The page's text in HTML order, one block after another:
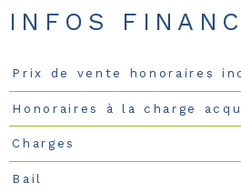
INFOS
Caractéristiques Valeurs
Prix de vente honoraires
Honoraires à la charge
Charges
Bail